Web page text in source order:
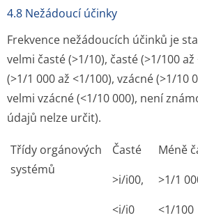
4.8 Nežádoucí účinky
Frekvence nežádoucích účinků je
velmi časté (>1/10), časté (>1/100
(>1/1 000 až <1/100), vzácné (>1/10
velmi vzácné (<1/10 000), není
údajů nelze určit).
Třídy orgánových
systémů
Časté
>i/i00,
<i/i0
Méně
>1/1
<1/100